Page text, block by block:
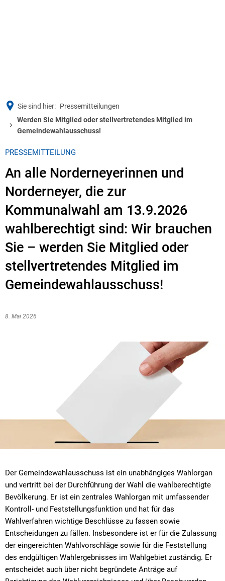
Sie sind hier: Pressemitteilungen
Werden Sie Mitglied oder stellvertretendes Mitglied im
Gemeindewahlausschuss!
PRESSEMITTEILUNG
An alle Norderneyerinnen und
Norderneyer, die zur
Kommunalwahl am 13.9.2026
wahlberechtigt sind: Wir brauchen
Sie – werden Sie Mitglied oder
stellvertretendes Mitglied im
Gemeindewahlausschuss!
8. Mai 2026
Der Gemeindewahlausschuss ist ein unabhängiges Wahlorgan
und vertritt bei der Durchführung der Wahl die wahlberechtigte
Bevölkerung. Er ist ein zentrales Wahlorgan mit umfassender
Kontroll- und Feststellungsfunktion und hat für das
Wahlverfahren wichtige Beschlüsse zu fassen sowie
Entscheidungen zu fällen. Insbesondere ist er für die Zulassung
der eingereichten Wahlvorschläge sowie für die Feststellung
des endgültigen Wahlergebnisses im Wahlgebiet zuständig. Er
entscheidet auch über nicht begründete Anträge auf